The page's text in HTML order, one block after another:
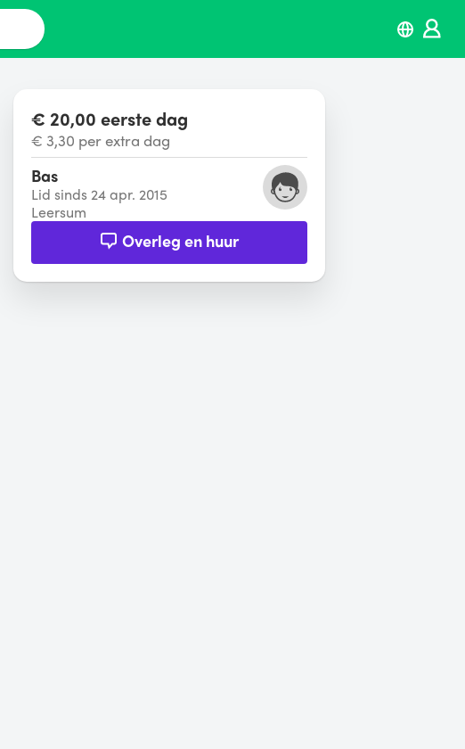
€ 20,00 eerste dag
€ 3,30 per extra dag
Bas
Lid sinds 24 apr. 2015
Leersum
Overleg en huur